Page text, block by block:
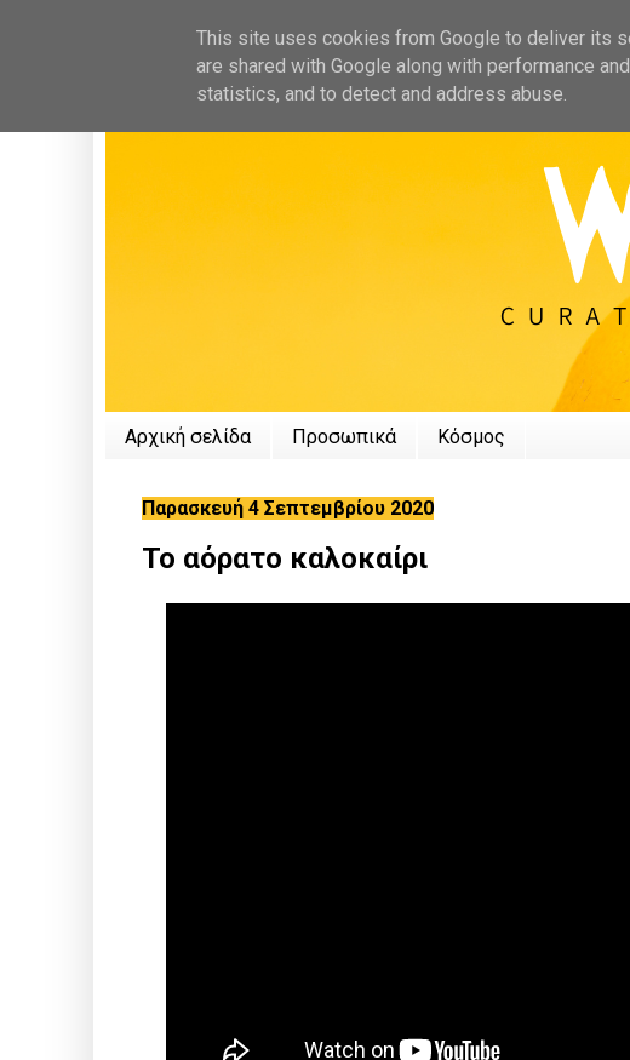
Αρχική σελίδα Προσωπικά Κόσμος
Παρασκευή 4 Σεπτεμβρίου 2020
Το αόρατο καλοκαίρι
This site uses cookies from Google to deliver its
are shared with Google along with performance
statistics, and to detect and address abuse.